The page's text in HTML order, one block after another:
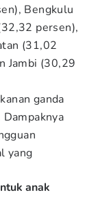
Bengkulu
persen),
(31,02
Jambi (30,29
ganda
yang
anak